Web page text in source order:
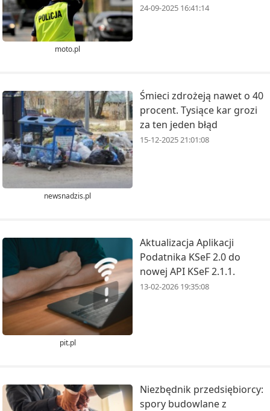
moto.pl
24-09-2025 16:41:14
newsnadzis.pl
Śmieci zdrożeją nawet o 40
procent. Tysiące kar grozi
za ten jeden błąd
15-12-2025 21:01:08
pit.pl
Aktualizacja Aplikacji
Podatnika KSeF 2.0 do
nowej API KSeF 2.1.1.
13-02-2026 19:35:08
Niezbędnik przedsiębiorcy:
spory budowlane z